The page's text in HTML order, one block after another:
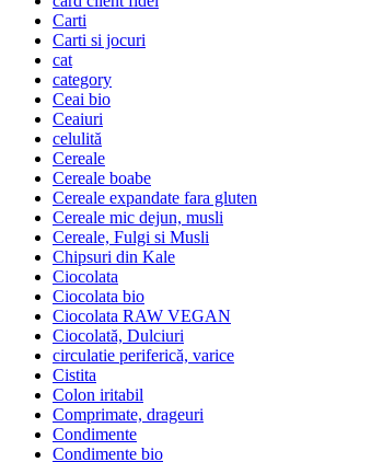
Carti
Carti si jocuri
cat
category
Ceai bio
Ceaiuri
celulită
Cereale
Cereale boabe
Cereale expandate fara gluten
Cereale mic dejun, musli
Cereale, Fulgi si Musli
Chipsuri din Kale
Ciocolata
Ciocolata bio
Ciocolata RAW VEGAN
Ciocolată, Dulciuri
circulatie periferică, varice
Cistita
Colon iritabil
Comprimate, drageuri
Condimente
Condimente bio